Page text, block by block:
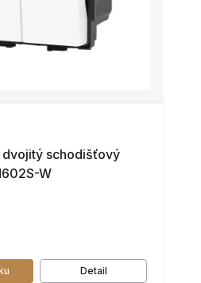
dvojitý schodišťový
W
Detail